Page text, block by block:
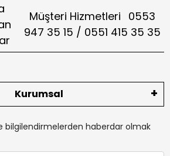
Müşteri Hizmetleri 0553
947 35 15 / 0551 415 35 35
Kurumsal
bilgilendirmelerden haberdar olmak